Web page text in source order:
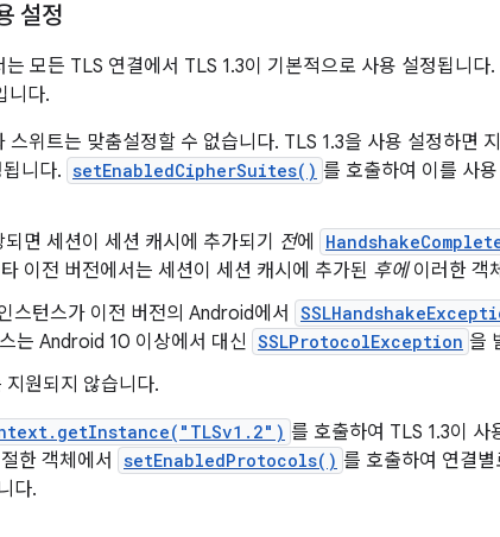
설정
모든 TLS 연결에서 TLS 1.3이 기본적으로 사용 설정됩니다
니다.
스위트는 맞춤설정할 수 없습니다. TLS 1.3을 사용 설정하면
니다. setEnabledCipherSuites() 를 호출하여 이를 사
면 세션이 세션 캐시에 추가되기 전에
이전 버전에서는 세션이 세션 캐시에 추가된 후에이러한 객
스턴스가 이전 버전의 Android에서
는 Android 10 이상에서 대신 SSLProtocolException 을
원되지 않습니다.
를 호출하여 TLS 1.3이 사
한 객체에서
setEnabledProtocols() 를 호출하여 연결
다.